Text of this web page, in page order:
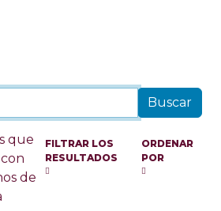
que
de
FILTRAR LOS
RESULTADOS
ORDENAR
POR